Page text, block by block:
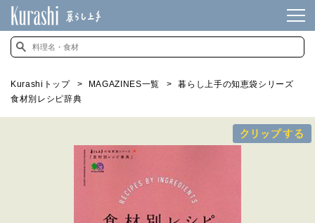
Kurashiトップ MAGAZINES一覧
暮らし上手の知恵袋シリーズ
食材別レシピ辞典